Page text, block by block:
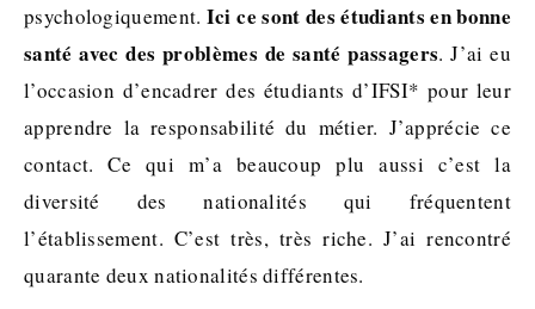
psychologiquement. Ici ce sont des étudiants en bonne
santé avec des problèmes de santé passagers. J’ai eu
l’occasion d’encadrer des étudiants d’IFSI* pour leur
apprendre la responsabilité du métier. J’apprécie ce
contact. Ce qui m’a beaucoup plu aussi c’est la
diversité des nationalités qui fréquentent
l’établissement. C’est très, très riche. J’ai rencontré
quarante deux nationalités différentes.